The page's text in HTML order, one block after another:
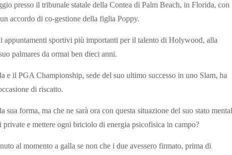
presso il tribunale statale della Contea di Palm Beach, in Florida, con
accordo di co-gestione della figlia Poppy.
appuntamenti sportivi più importanti per il talento di Holywood, alla
palmares da ormai ben dieci anni.
e il PGA Championship, sede del suo ultimo successo in uno Slam, ha
di riscatto.
forma, ma che ne sarà ora con questa situazione del suo stato
private e mettere ogni briciolo di energia psicofisica in campo?
al momento a galla se non che i due avessero firmato, prima di